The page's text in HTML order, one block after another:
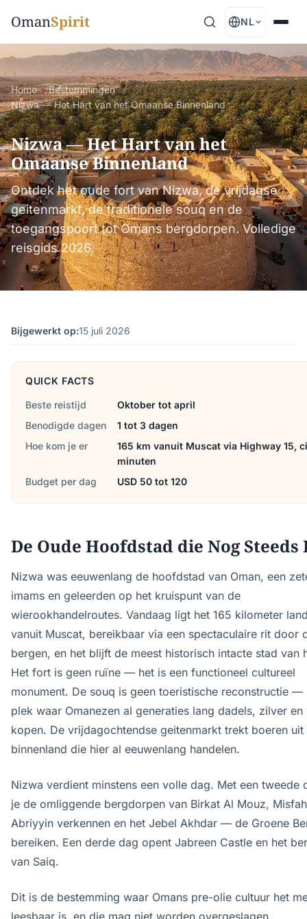
OmanSpirit NL
Home
Bestemmingen
Nizwa — Het Hart van het Omaanse Binnenland
Nizwa — Het Hart van het
Omaanse Binnenland
Ontdek het oude fort van Nizwa, de vrijdagse
geitenmarkt, de traditionele souq en de
toegangspoort tot Omans bergdorpen. Volledige
reisgids 2026.
Bijgewerkt op:15 juli 2026
QUICK FACTS
Beste reistijd
Oktober tot april
Benodigde dagen
1 tot 3 dagen
Hoe kom je er
165 km vanuit Muscat via Highway 15,
minuten
Budget per dag
USD 50 tot 120
De Oude Hoofdstad die Nog Steeds
Nizwa was eeuwenlang de hoofdstad van Oman, een
imams en geleerden op het kruispunt van de
wierookhandelroutes. Vandaag ligt het 165 kilometer
vanuit Muscat, bereikbaar via een spectaculaire rit door
bergen, en het blijft de meest historisch intacte stad van
Het fort is geen ruïne — het is een functioneel cultureel
monument. De souq is geen toeristische reconstructie —
plek waar Omanezen al generaties lang dadels, zilver en
kopen. De vrijdagochtendse geitenmarkt trekt boeren uit
binnenland die hier al eeuwenlang handelen.
Nizwa verdient minstens een volle dag. Met een tweede
je de omliggende bergdorpen van Birkat Al Mouz,
Abriyyin verkennen en het Jebel Akhdar — de Groene
bereiken. Een derde dag opent Jabreen Castle en het
van Saiq.
Dit is de bestemming waar Omans pre-olie cultuur het
leesbaar is, en die mag niet worden overgeslagen.